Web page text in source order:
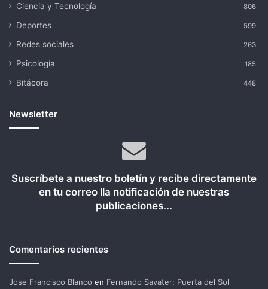
Ciencia y Tecnología 806
Deportes 599
Redes sociales 263
Psicología 185
Bitácora 448
Newsletter
Suscríbete a nuestro boletín y recibe directamente
en tu correo lla notificación de nuestras
publicaciones...
Comentarios recientes
Jose Francisco Blanco en Fernando Savater: Puerta del Sol